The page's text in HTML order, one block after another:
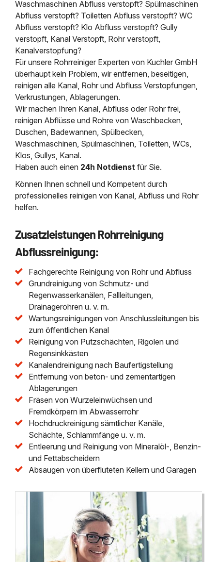
Waschmaschinen Abfluss verstopft? Spülmaschinen
Abfluss verstopft? Toiletten Abfluss verstopft? WC
Abfluss verstopft? Klo Abfluss verstopft? Gully
verstopft, Kanal Verstopft, Rohr verstopft,
Kanalverstopfung?
Für unsere Rohrreiniger Experten von Kuchler GmbH
überhaupt kein Problem, wir entfernen, beseitigen,
reinigen alle Kanal, Rohr und Abfluss Verstopfungen,
Verkrustungen, Ablagerungen.
Wir machen Ihren Kanal, Abfluss oder Rohr frei,
reinigen Abflüsse und Rohre von Waschbecken,
Duschen, Badewannen, Spülbecken,
Waschmaschinen, Spülmaschinen, Toiletten, WCs,
Klos, Gullys, Kanal.
Haben auch einen 24h Notdienst für Sie.
Können Ihnen schnell und Kompetent durch
professionelles reinigen von Kanal, Abfluss und Rohr
helfen.
Zusatzleistungen Rohrreinigung
Abflussreinigung:
Fachgerechte Reinigung von Rohr und Abfluss
Grundreinigung von Schmutz- und
Regenwasserkanälen, Fallleitungen,
Drainagerohren u. v. m.
Wartungsreinigungen von Anschlussleitungen bis
zum öffentlichen Kanal
Reinigung von Putzschächten, Rigolen und
Regensinkkästen
Kanalendreinigung nach Baufertigstellung
Entfernung von beton- und zementartigen
Ablagerungen
Fräsen von Wurzeleinwüchsen und
Fremdkörpern im Abwasserrohr
Hochdruckreinigung sämtlicher Kanäle,
Schächte, Schlammfänge u. v. m.
Entleerung und Reinigung von Mineralöl-, Benzin-
und Fettabscheidern
Absaugen von überfluteten Kellern und Garagen